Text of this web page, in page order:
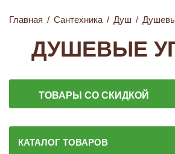
Главная / Сантехника / Душ /
ДУШЕВЫЕ
ТОВАРЫ СО СКИДКОЙ
КАТАЛОГ ТОВАРОВ